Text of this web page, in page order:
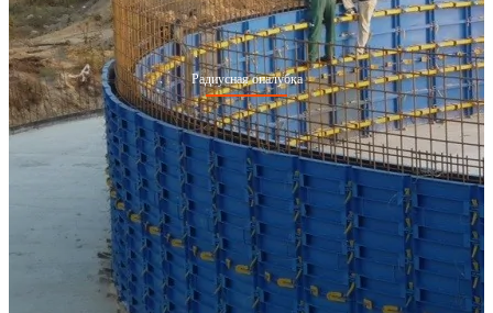
Радиусная опалубка